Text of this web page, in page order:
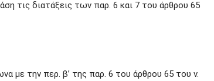
τις διατάξεις των παρ. 6 και 7 του άρθρου 65
με την περ. β’ της παρ. 6 του άρθρου 65 του ν.